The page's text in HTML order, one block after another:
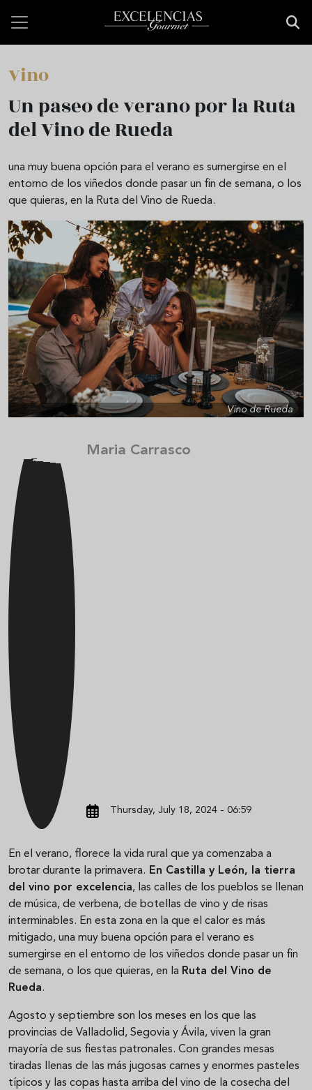
Vino
Un paseo de verano por la Ruta
del Vino de Rueda
una muy buena opción para el verano es sumergirse en el
entorno de los viñedos donde pasar un fin de semana, o los
que quieras, en la Ruta del Vino de Rueda.
Vino de Rueda
Maria Carrasco
Thursday, July 18, 2024 - 06:59
En el verano, florece la vida rural que ya comenzaba a
brotar durante la primavera. En Castilla y León, la tierra
del vino por excelencia, las calles de los pueblos se llenan
de música, de verbena, de botellas de vino y de risas
interminables. En esta zona en la que el calor es más
mitigado, una muy buena opción para el verano es
sumergirse en el entorno de los viñedos donde pasar un fin
de semana, o los que quieras, en la Ruta del Vino de
Rueda.
Agosto y septiembre son los meses en los que las
provincias de Valladolid, Segovia y Ávila, viven la gran
mayoría de sus fiestas patronales. Con grandes mesas
tiradas llenas de las más jugosas carnes y enormes pasteles
típicos y las copas hasta arriba del vino de la cosecha del